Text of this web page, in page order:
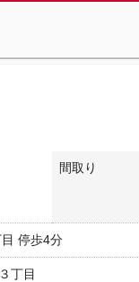
間取り
目 停歩4分
丁目